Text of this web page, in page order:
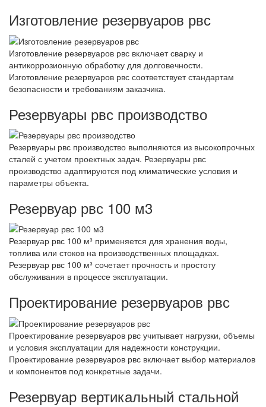
Изготовление резервуаров рвс
Изготовление резервуаров рвс включает сварку и
антикоррозионную обработку для долговечности.
Изготовление резервуаров рвс соответствует стандартам
безопасности и требованиям заказчика.
Резервуары рвс производство
Резервуары рвс производство выполняются из высокопрочных
сталей с учетом проектных задач. Резервуары рвс
производство адаптируются под климатические условия и
параметры объекта.
Резервуар рвс 100 м3
Резервуар рвс 100 м³ применяется для хранения воды,
топлива или стоков на производственных площадках.
Резервуар рвс 100 м³ сочетает прочность и простоту
обслуживания в процессе эксплуатации.
Проектирование резервуаров рвс
Проектирование резервуаров рвс учитывает нагрузки, объемы
и условия эксплуатации для надежности конструкции.
Проектирование резервуаров рвс включает выбор материалов
и компонентов под конкретные задачи.
Резервуар вертикальный стальной